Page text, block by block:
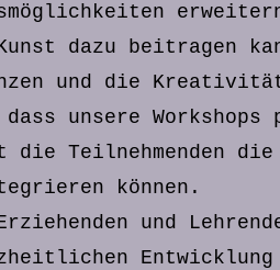
dazu beitragen
und die
unsere Workshops
Teilnehmenden die
können.
und